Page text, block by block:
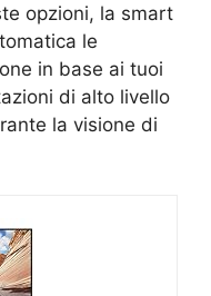
opzioni, la smart
le
in base ai tuoi
di alto livello
la visione di